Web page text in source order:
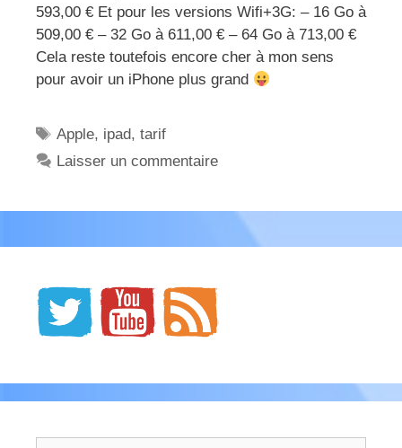
593,00 € Et pour les versions Wifi+3G: – 16 Go à
509,00 € – 32 Go à 611,00 € – 64 Go à 713,00 €
Cela reste toutefois encore cher à mon sens
pour avoir un iPhone plus grand
Étiquettes
Apple, ipad,tarif
Laisser un commentaire